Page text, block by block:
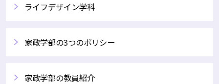
ライフデザイン学科
家政学部の3つのポリシー
家政学部の教員紹介